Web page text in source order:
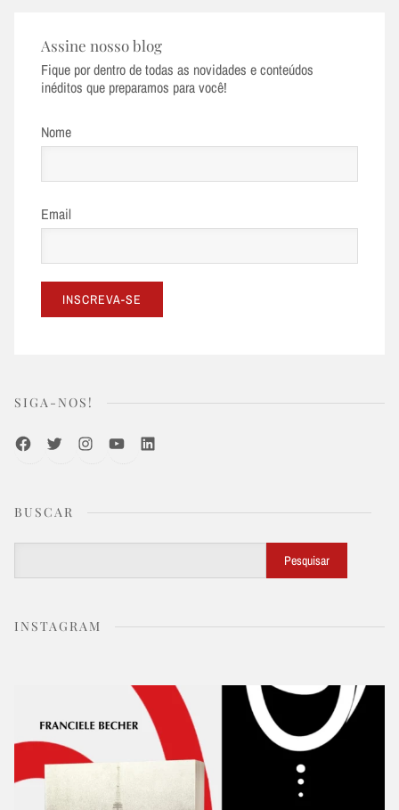
Assine nosso blog
Fique por dentro de todas as novidades e conteúdos
inéditos que preparamos para você!
Nome
Email
SIGA-NOS!
FacebookTwitterInstagramYoutubeLinkedIn
BUSCAR
Pesquisar
INSTAGRAM